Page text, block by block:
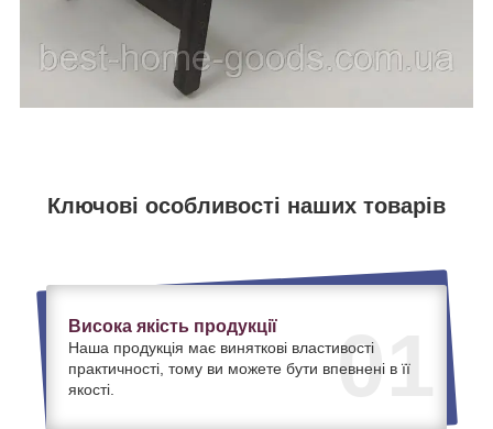
Ключові особливості наших товарів
01
Висока якість продукції
Наша продукція має виняткові властивості
практичності, тому ви можете бути впевнені в її
якості.